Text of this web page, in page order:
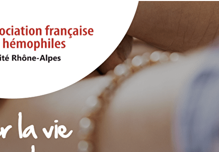
Exporter toutes les colonnes
Exporter uniquement les colonnes affichées
Images de la page d'accueil
Cliquez pour éditer